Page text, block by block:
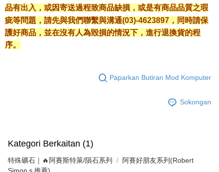
品有出入，或因寄送過程致商品缺損，或是有商品品質之瑕
疵等問題，請先與我們聯繫與溝通(03)-4623897，同時請保
護好商品，並在沒有人為毀損的情況下，進行退換貨的程
序。
Paparkan Butiran Mod Komputer
Sokongan
Kategori Berkaitan (1)
特殊礦石｜🔥阿賽斯特萊/隕石系列
阿賽好朋友系列(Robert